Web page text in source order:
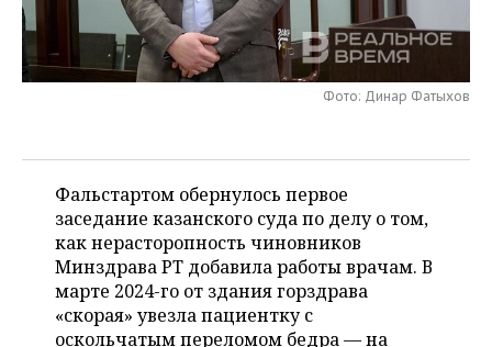
ЭНЕРГЕТИКА
УСЛУГИ
МЕДИА
ТЕЛЕКОММУНИКАЦИИ
ВЫЕЗДНАЯ РЕДАКЦИЯ
БИЗНЕС-БРАНЧИ
НОВОСТИ СПОРТА
ФУТБОЛ
ВОЛЕЙБОЛ
КИБЕРСПОРТ
ФИГУРНОЕ КАТАНИЕ
ОБЩЕСТВО
НОВОСТИ ОБЩЕСТВА
ИСТОРИЯ
КУЛЬТУРА
МЕДИЦИНА
ФОТОГАЛЕРЕЯ
СПИСОК ПЕРСОН
СПИСОК КОМПАНИЙ
ПОЛНАЯ ВЕРСИЯ
Фото: Динар Фатыхов
Фальстартом обернулось первое
заседание казанского суда по делу о том,
как нерасторопность чиновников
Минздрава РТ добавила работы врачам. В
марте 2024-го от здания горздрава
«скорая» увезла пациентку с
оскольчатым переломом бедра — на